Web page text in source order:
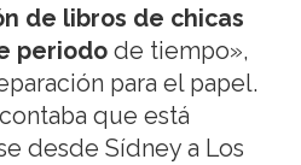
de libros de chicas
periodo de tiempo»,
para el papel.
que está
desde Sídney a Los